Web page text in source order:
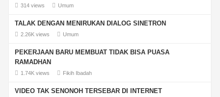
314 views Umum
TALAK DENGAN MENIRUKAN DIALOG SINETRON
2.26K views Umum
PEKERJAAN BARU MEMBUAT TIDAK BISA PUASA
RAMADHAN
1.74K views Fikih Ibadah
VIDEO TAK SENONOH TERSEBAR DI INTERNET